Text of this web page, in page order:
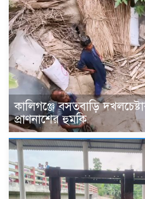
কালিগঞ্জে বসতবাড়ি
প্রাণনাশের হুমকি